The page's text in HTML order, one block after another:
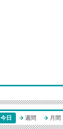
今日 週間 月間